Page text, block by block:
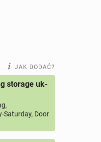
JAK DODAĆ?
storage uk-
Saturday, Door